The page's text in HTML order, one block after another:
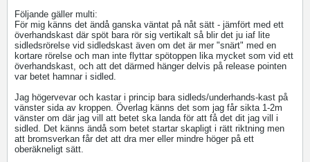
Följande gäller multi:
För mig känns det ändå ganska väntat på nåt sätt - jämfört med ett
överhandskast där spöt bara rör sig vertikalt så blir det ju iaf lite
sidledsrörelse vid sidledskast även om det är mer "snärt" med en
kortare rörelse och man inte flyttar spötoppen lika mycket som vid ett
överhandskast, och att det därmed hänger delvis på release pointen
var betet hamnar i sidled.
Jag högervevar och kastar i princip bara sidleds/underhands-kast på
vänster sida av kroppen. Överlag känns det som jag får sikta 1-2m
vänster om där jag vill att betet ska landa för att få det dit jag vill i
sidled. Det känns ändå som betet startar skapligt i rätt riktning men
att bromsverkan får det att dra mer eller mindre höger på ett
oberäkneligt sätt.